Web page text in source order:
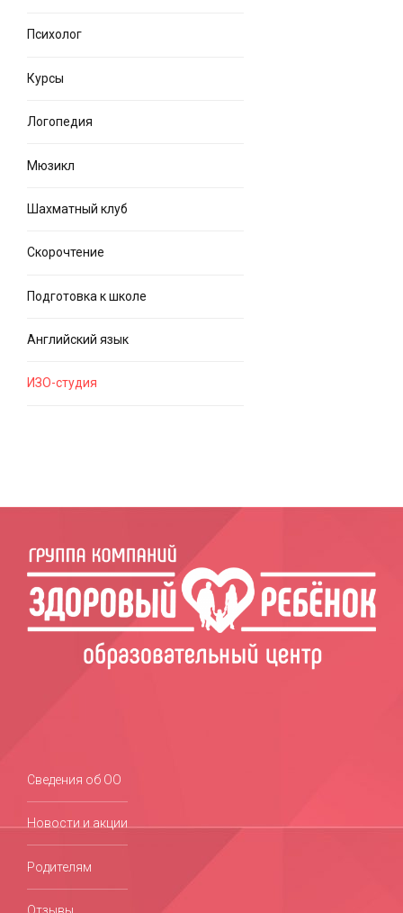
Психолог
Курсы
Логопедия
Мюзикл
Шахматный клуб
Скорочтение
Подготовка к школе
Английский язык
ИЗО-студия
Сведения об ОО
Новости и акции
Родителям